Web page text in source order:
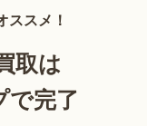
ススメ！
取は
で完了